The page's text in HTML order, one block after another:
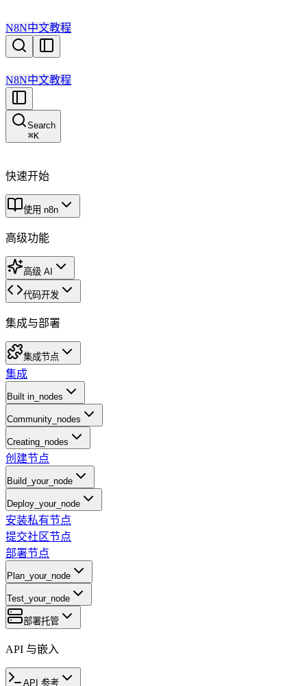
N8N中文教程
N8N中文教程
Search
⌘K
快速开始
使用 n8n
高级功能
高级 AI
代码开发
集成与部署
集成节点
集成
Built in_nodes
Community_nodes
Creating_nodes
创建节点
Build_your_node
Deploy_your_node
安装私有节点
提交社区节点
部署节点
Plan_your_node
Test_your_node
部署托管
API 与嵌入
API 参考